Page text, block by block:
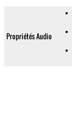
Propriétés Audio